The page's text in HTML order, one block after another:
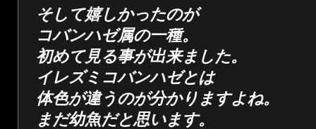
そして嬉しかったのが
コバンハゼ属の一種。
初めて見る事が出来ました。
イレズミコバンハゼとは
体色が違うのが分かりますよね。
まだ幼魚だと思います。